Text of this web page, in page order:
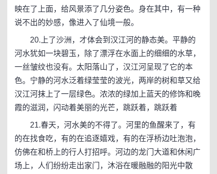
映在了上面，给风景添了几分姿色。身在其中，有一种
说不出的妙感，像进入了仙境一般。
20.上了沙洲，才体会到汉江河的静态美。平静的
河水犹如一块碧玉，除了漂浮在水面上的细细的水草，
一丝皱纹也没有。太阳落山了，汉江河呈现了它的本
色。宁静的河水泛着绿莹莹的波光，两岸的树和草又给
汉江河抹上了一层绿色。浓浓的绿加上蓝天的修饰和晚
霞的滋润，闪动着美丽的光芒，跳跃着，跳跃着
21.春天，河水美的不得了。河里的鱼醒来了，有
的在找食吃，有的在追逐嬉戏，有的在浮桥边吐泡泡，
仿佛在和桥上的行人打招呼。河边的龙门大道和休闲广
场上，人们纷纷走出家门，沐浴在暖融融的阳光中散